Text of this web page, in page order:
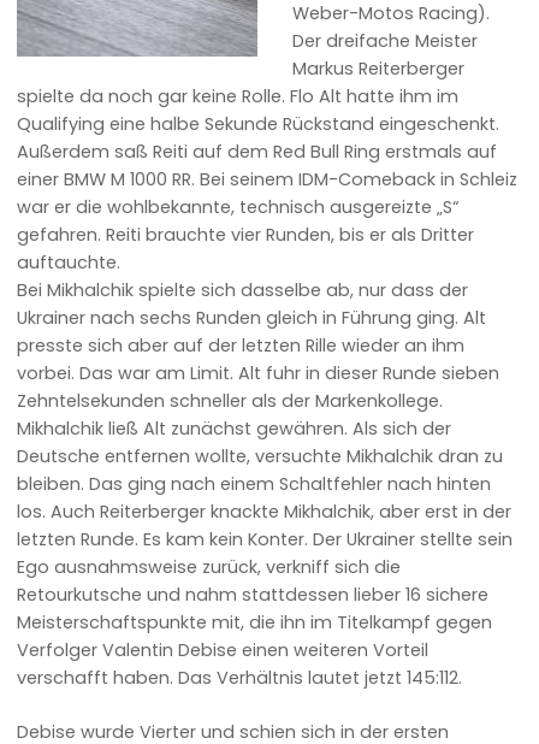
Weber-Motos Racing).
Der dreifache Meister
Markus Reiterberger
spielte da noch gar keine Rolle. Flo Alt hatte ihm im
Qualifying eine halbe Sekunde Rückstand eingeschenkt.
Außerdem saß Reiti auf dem Red Bull Ring erstmals auf
einer BMW M 1000 RR. Bei seinem IDM-Comeback in Schleiz
war er die wohlbekannte, technisch ausgereizte „S“
gefahren. Reiti brauchte vier Runden, bis er als Dritter
auftauchte.
Bei Mikhalchik spielte sich dasselbe ab, nur dass der
Ukrainer nach sechs Runden gleich in Führung ging. Alt
presste sich aber auf der letzten Rille wieder an ihm
vorbei. Das war am Limit. Alt fuhr in dieser Runde sieben
Zehntelsekunden schneller als der Markenkollege.
Mikhalchik ließ Alt zunächst gewähren. Als sich der
Deutsche entfernen wollte, versuchte Mikhalchik dran zu
bleiben. Das ging nach einem Schaltfehler nach hinten
los. Auch Reiterberger knackte Mikhalchik, aber erst in der
letzten Runde. Es kam kein Konter. Der Ukrainer stellte sein
Ego ausnahmsweise zurück, verkniff sich die
Retourkutsche und nahm stattdessen lieber 16 sichere
Meisterschaftspunkte mit, die ihn im Titelkampf gegen
Verfolger Valentin Debise einen weiteren Vorteil
verschafft haben. Das Verhältnis lautet jetzt 145:112.
Debise wurde Vierter und schien sich in der ersten